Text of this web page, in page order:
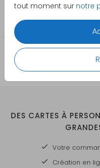
tout moment sur notre
Catégorie
Invitations
DES CARTES À
Votre
Création en